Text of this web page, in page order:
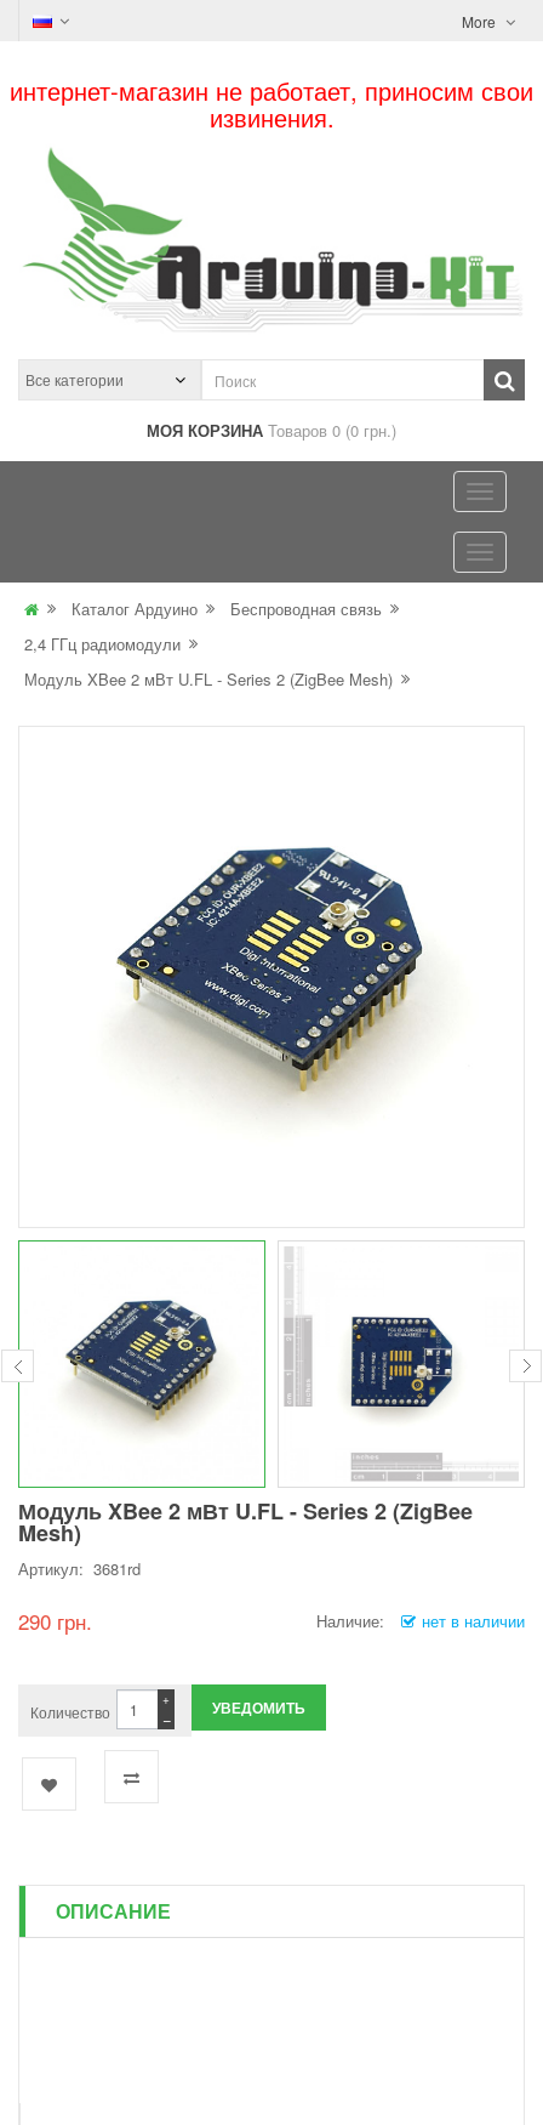
More
интернет-магазин не работает, приносим свои
извинения.
МОЯ КОРЗИНА Товаров 0 (0 грн.)
Каталог Ардуино
Беспроводная связь
2,4 ГГц радиомодули
Модуль XBee 2 мВт U.FL - Series 2 (ZigBee Mesh)
Модуль XBee 2 мВт U.FL - Series 2 (ZigBee
Mesh)
Артикул: 3681rd
290 грн. Наличие: нет в наличии
Количество −
+ УВЕДОМИТЬ
ОПИСАНИЕ